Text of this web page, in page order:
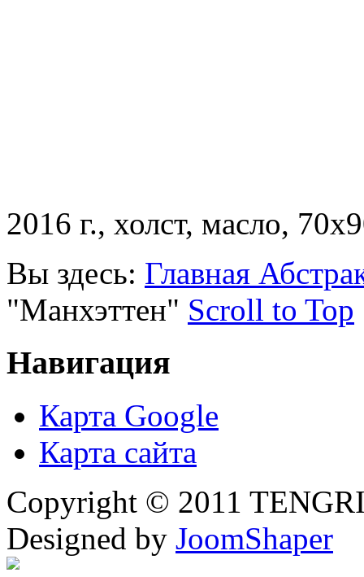
2016 г., холст, масло,
Вы здесь: Главная
"Манхэттен" Scroll to Top
Навигация
Карта Google
Карта сайта
Copyright © 2011
Designed by JoomShaper